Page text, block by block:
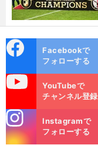
ok
Facebookで
フォローする
YouTubeで
チャンネル登録
m
Instagramで
フォローする